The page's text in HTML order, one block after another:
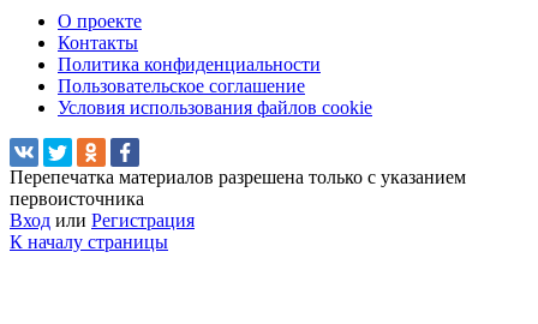
О проекте
Контакты
Политика конфиденциальности
Пользовательское соглашение
Условия использования файлов cookie
Перепечатка материалов разрешена только с указанием
первоисточника
Вход или Регистрация
К началу страницы